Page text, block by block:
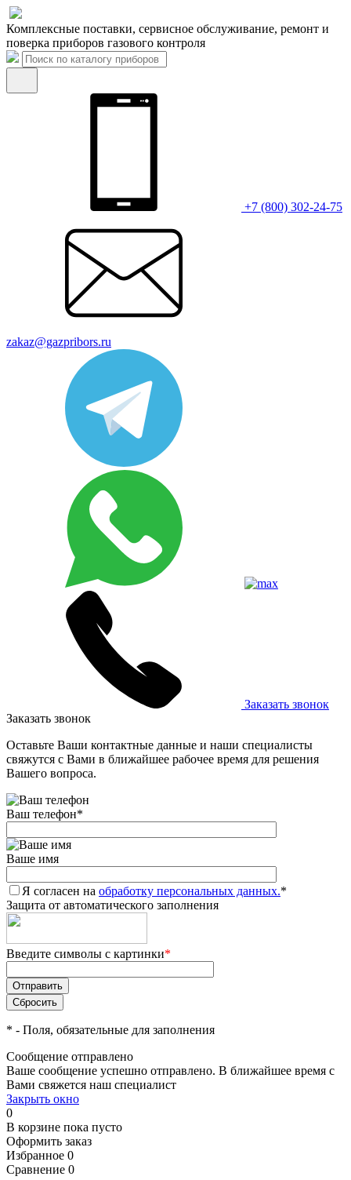
Комплексные поставки, сервисное обслуживание, ремонт и
поверка приборов газового контроля
+7 (800) 302-24-75
zakaz@gazpribors.ru
Заказать звонок
Заказать звонок
Оставьте Ваши контактные данные и наши специалисты
свяжутся с Вами в ближайшее рабочее время для решения
Вашего вопроса.
Ваш телефон*
Ваше имя
Я согласен на обработку персональных данных.*
Защита от автоматического заполнения
Введите символы с картинки*
* - Поля, обязательные для заполнения
Сообщение отправлено
Ваше сообщение успешно отправлено. В ближайшее время с
Вами свяжется наш специалист
Закрыть окно
0
В корзине пока пусто
Оформить заказ
Избранное 0
Сравнение 0